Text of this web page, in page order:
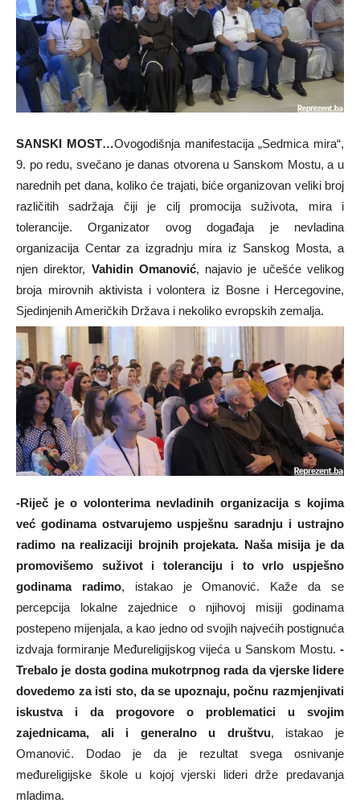
SANSKI MOST…Ovogodišnja manifestacija „Sedmica mira“,
9. po redu, svečano je danas otvorena u Sanskom Mostu, a u
narednih pet dana, koliko će trajati, biće organizovan veliki broj
različitih sadržaja čiji je cilj promocija suživota, mira i
tolerancije. Organizator ovog događaja je nevladina
organizacija Centar za izgradnju mira iz Sanskog Mosta, a
njen direktor, Vahidin Omanović, najavio je učešće velikog
broja mirovnih aktivista i volontera iz Bosne i Hercegovine,
Sjedinjenih Američkih Država i nekoliko evropskih zemalja.
-Riječ je o volonterima nevladinih organizacija s kojima
već godinama ostvarujemo uspješnu saradnju i ustrajno
radimo na realizaciji brojnih projekata. Naša misija je da
promovišemo suživot i toleranciju i to vrlo uspješno
godinama radimo, istakao je Omanović. Kaže da se
percepcija lokalne zajednice o njihovoj misiji godinama
postepeno mijenjala, a kao jedno od svojih najvećih postignuća
izdvaja formiranje Međureligijskog vijeća u Sanskom Mostu. -
Trebalo je dosta godina mukotrpnog rada da vjerske lidere
dovedemo za isti sto, da se upoznaju, počnu razmjenjivati
iskustva i da progovore o problematici u svojim
zajednicama, ali i generalno u društvu, istakao je
Omanović. Dodao je da je rezultat svega osnivanje
međureligijske škole u kojoj vjerski lideri drže predavanja
mladima.